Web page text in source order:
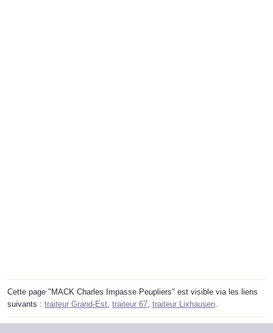
Cette page "MACK Charles Impasse Peupliers" est visible via les liens
suivants : traiteur Grand-Est traiteur 67 traiteur Lixhausen